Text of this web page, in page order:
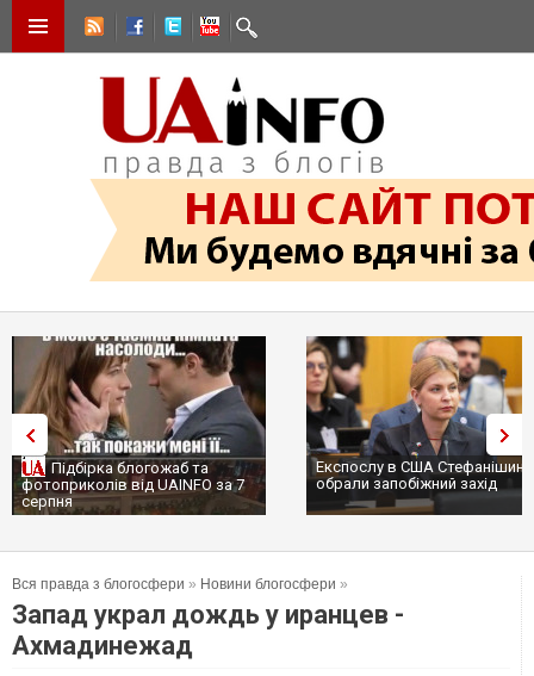
Підбірка блогожаб та
фотоприколів від UAINFO за 7
серпня
Експослу в США
обрали запобіжний захід
Вся правда з блогосфери » Новини блогосфери »
Запад украл дождь у иранцев -
Ахмадинежад